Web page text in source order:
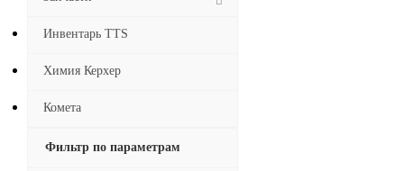
Инвентарь TTS
Химия Керхер
Комета
Фильтр по параметрам